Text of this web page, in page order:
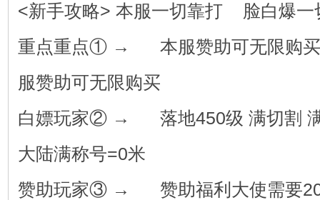
<新手攻略> 本服一切靠打 脸白爆
重点重点① → 本服赞助可无限购买
服赞助可无限购买
白嫖玩家② → 落地450级 满切割 满
大陆满称号=0米
赞助玩家③ → 赞助福利大使需要